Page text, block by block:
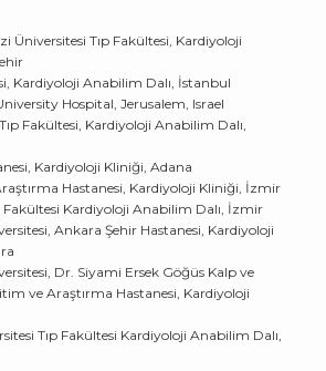
Üniversitesi Tıp Fakültesi, Kardiyoloji
Kardiyoloji Anabilim Dalı, İstanbul
Hospital, Jerusalem, Israel
Fakültesi, Kardiyoloji Anabilim Dalı,
Kardiyoloji Kliniği, Adana
Hastanesi, Kardiyoloji Kliniği, İzmir
Fakültesi Kardiyoloji Anabilim Dalı, İzmir
Ankara Şehir Hastanesi, Kardiyoloji
Dr. Siyami Ersek Göğüs Kalp ve
ve Araştırma Hastanesi, Kardiyoloji
Tıp Fakültesi Kardiyoloji Anabilim Dalı,